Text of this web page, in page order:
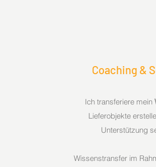
Coaching &
Ich transferiere mein
Lieferobjekte
Unterstützung
Wissenstransfer im